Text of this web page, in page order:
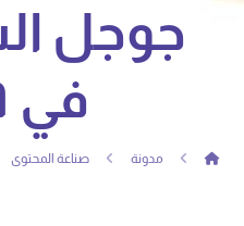
جوجل
في ٢٠٢٦
مدونة صناعة المحتوى